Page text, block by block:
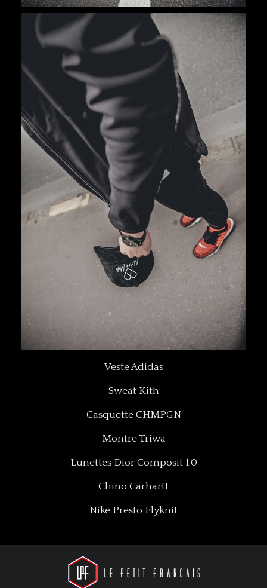
Veste Adidas
Sweat Kith
Casquette CHMPGN
Montre Triwa
Lunettes Dior Composit 1.0
Chino Carhartt
Nike Presto Flyknit